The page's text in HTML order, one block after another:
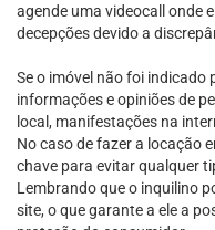
agende uma videocall onde
decepções devido a
Se o imóvel não foi indicado
informações e opiniões de
local, manifestações na
No caso de fazer a locação
chave para evitar qualquer
Lembrando que o inquilino
site, o que garante a ele a